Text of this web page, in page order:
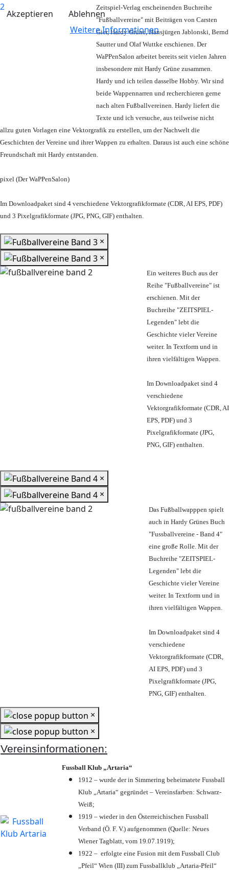
Akzeptieren
Ablehnen
Weitere Informationen
Zeitspiel-Verlag erscheinenden Buchreihe
"Fußballvereine" mit Beiträgen von Carsten
Gier, Hardy Grüne, Hansjürgen Jablonski, Bernd
Sautter und Olaf Wuttke erschienen. Der
WaPPenSalon arbeitet bereits seit vielen Jahren
insbesondere mit Hardy Grüne zusammen.
Hardy und ich teilen dasselbe Hobby. Wir sind
beide Wappennarren und recherchieren gerne
nach alten Fußballvereinen. Hardy liefert die
Texte und ich versuche, aus teilweise nicht
allzu guten Vorlagen eine Vektorgrafik zu erstellen, um der Nachwelt die
Geschichten der Vereine und ihrer Wappen zu erhalten. Daraus ist auch eine schöne
Freundschaft mit Hardy entstanden.
pixel (Der WaPPenSalon)
Im Downloadpaket sind 4 verschiedene Vektorgrafikformate (CDR, AI EPS, PDF)
und 3 Pixelgrafikformate (JPG, PNG, GIF) enthalten.
×
×
Ein weiteres Buch aus der
Reihe "Fußballvereine" ist
erschienen. Mit der
Buchreihe "ZEITSPIEL-
Legenden" lebt die
Geschichte vieler Vereine
weiter. In Textform und in
ihren vielfältigen Wappen.
Im Downloadpaket sind 4
verschiedene
Vektorgrafikformate (CDR, AI
EPS, PDF) und 3
Pixelgrafikformate (JPG,
PNG, GIF) enthalten.
×
×
Das Fußballwapppen spielt
auch in Hardy Grünes Buch
"Fussballvereine - Band 4"
eine große Rolle. Mit der
Buchreihe "ZEITSPIEL-
Legenden" lebt die
Geschichte vieler Vereine
weiter. In Textform und in
ihren vielfältigen Wappen.
Im Downloadpaket sind 4
verschiedene
Vektorgrafikformate (CDR,
AI EPS, PDF) und 3
Pixelgrafikformate (JPG,
PNG, GIF) enthalten.
×
×
Vereinsinformationen:
Fussball Klub „Artaria“
1912 – wurde der in Simmering beheimatete Fussball
Klub „Artaria“ gegründet – Vereinsfarben: Schwarz-
Weiß;
1919 – wieder in den Österreichischen Fussball
Verband (Ö. F. V.) aufgenommen (Quelle: Neues
Wiener Tagblatt, vom 19.07.1919);
1922 – erfolgte eine Fusion mit dem Fussball Club
„Pfeil“ Wien (III) zum Fussballklub „Artaria-Pfeil“